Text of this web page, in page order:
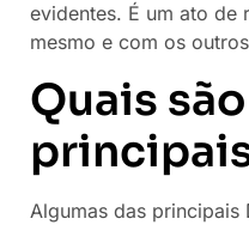
evidentes. É um ato de
mesmo e com os
Quais
principais
Algumas das principais